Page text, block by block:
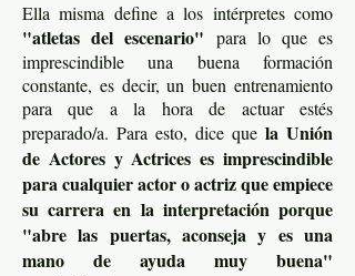
Ella misma define a los intérpretes como
"atletas del escenario" para lo que es
imprescindible una buena formación
constante, es decir, un buen entrenamiento
para que a la hora de actuar estés
preparado/a. Para esto, dice que la Unión
de Actores y Actrices es imprescindible
para cualquier actor o actriz que empiece
su carrera en la interpretación porque
"abre las puertas, aconseja y es una
mano de ayuda muy buena"